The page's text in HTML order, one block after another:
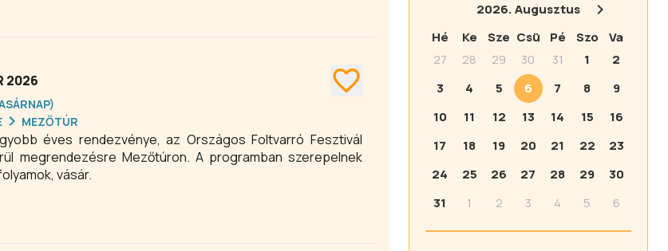
2026
MEZŐTÚR
éves rendezvénye, az Országos Foltvarró Fesztivál
megrendezésre Mezőtúron. A programban szerepelnek
vásár.
2026.Augusztus
Hé
Ke Sze Csü Pé Szo
Va
27
28 29 30 31 1
2
3
4 5 6 7 8
9
10
11 12 13 14 15
16
17
18 19 20 21 22
23
24
25 26 27 28 29
30
31
1 2 3 4 5 6